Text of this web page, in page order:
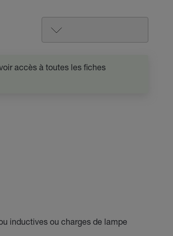
accès à toutes les fiches
inductives ou charges de lampe